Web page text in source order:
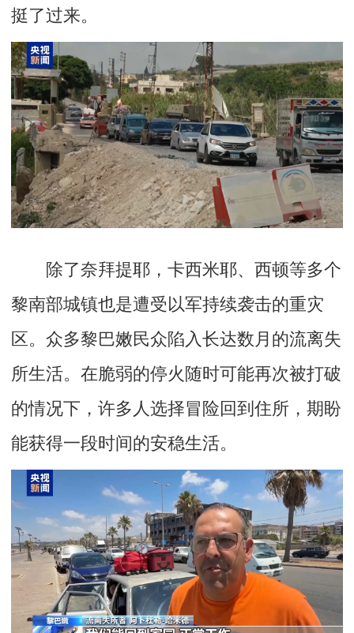
挺了过来。
除了奈拜提耶，卡西米耶、西顿等多个
黎南部城镇也是遭受以军持续袭击的重灾
区。众多黎巴嫩民众陷入长达数月的流离失
所生活。在脆弱的停火随时可能再次被打破
的情况下，许多人选择冒险回到住所，期盼
能获得一段时间的安稳生活。